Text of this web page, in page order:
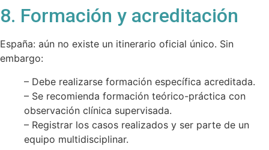
8. Formación y acreditación
España: aún no existe un itinerario oficial único. Sin
embargo:
– Debe realizarse formación específica acreditada.
– Se recomienda formación teórico-práctica con
observación clínica supervisada.
– Registrar los casos realizados y ser parte de un
equipo multidisciplinar.